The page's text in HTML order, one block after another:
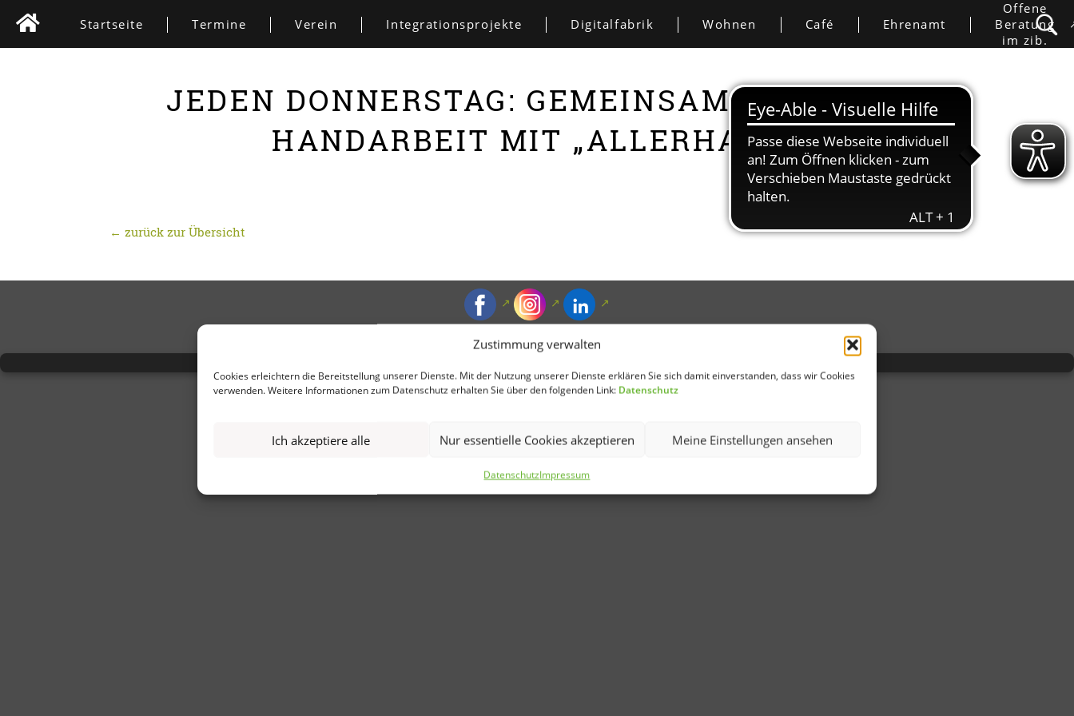
Zustimmung verwalten
Cookies erleichtern die Bereitstellung unserer Dienste. Mit der Nutzung unserer Dienste erklären Sie sich damit einverstanden, dass wir Cookies
verwenden. Weitere Informationen zum Datenschutz erhalten Sie über den folgenden Link: Datenschutz
Ich akzeptiere alle Nur essentielle Cookies akzeptieren Meine Einstellungen ansehen
DatenschutzImpressum
Startseite Termine Verein Integrationsprojekte Digitalfabrik Wohnen Café Ehrenamt
Offene
Beratung
im zib.
JEDEN DONNERSTAG: GEMEINSAM KREATIVE
HANDARBEIT MIT „ALLERHAND“
← zurück zur Übersicht
IMPRESSUM